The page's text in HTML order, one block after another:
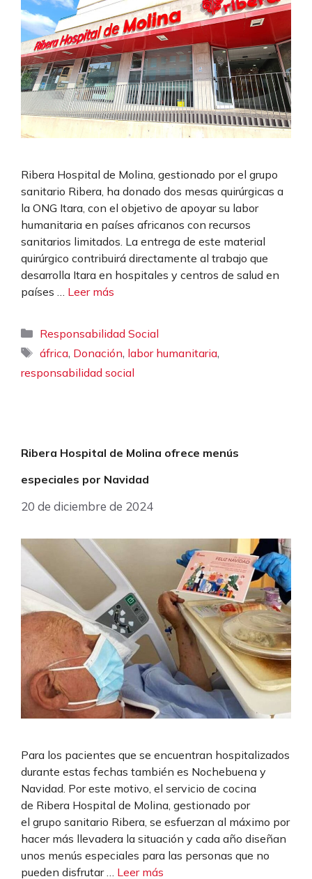
Ribera Hospital de Molina, gestionado por el grupo
sanitario Ribera, ha donado dos mesas quirúrgicas a
la ONG Itara, con el objetivo de apoyar su labor
humanitaria en países africanos con recursos
sanitarios limitados. La entrega de este material
quirúrgico contribuirá directamente al trabajo que
desarrolla Itara en hospitales y centros de salud en
países … Leer más
Categorías
Responsabilidad Social
Etiquetas
áfrica, Donación, labor humanitaria,
responsabilidad social
Ribera Hospital de Molina ofrece menús
especiales por Navidad
20 de diciembre de 2024
Para los pacientes que se encuentran hospitalizados
durante estas fechas también es Nochebuena y
Navidad. Por este motivo, el servicio de cocina
de Ribera Hospital de Molina, gestionado por
el grupo sanitario Ribera, se esfuerzan al máximo por
hacer más llevadera la situación y cada año diseñan
unos menús especiales para las personas que no
pueden disfrutar … Leer más